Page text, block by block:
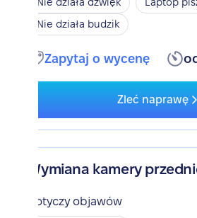
Nie działa budzik
Zapytaj o wycenę
Zleć naprawę
Wymiana kamery
Dotyczy objawów